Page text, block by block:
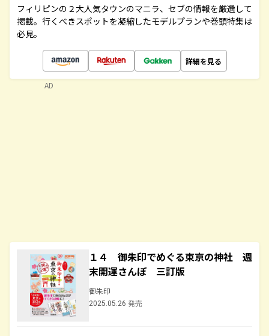
フィリピンの２大人気タウンのマニラ、セブの情報を厳選して
掲載。行くべきスポットを凝縮したモデルプランや巻頭特集は
必見。
詳細を見る
１４ 御朱印でめぐる東京の神社 週
末開運さんぽ 三訂版
御朱印
2025.05.26 発売
AD